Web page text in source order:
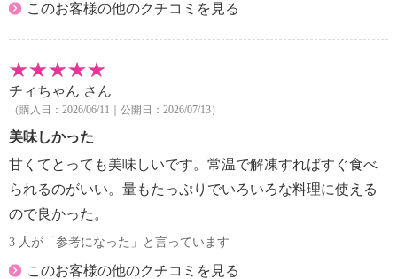
このお客様の他のクチコミを見る
チィちゃん さん
（購入日：2026/06/11｜公開日：2026/07/13）
美味しかった
甘くてとっても美味しいです。常温で解凍すればすぐ食べ
られるのがいい。量もたっぷりでいろいろな料理に使える
ので良かった。
3 人が「参考になった」と言っています
このお客様の他のクチコミを見る